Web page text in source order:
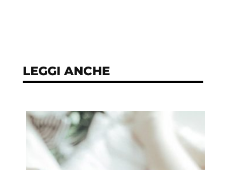
LEGGI ANCHE